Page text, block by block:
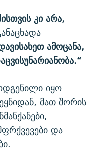
კი არა,
ამოცანა,
იყო
მათ შორის
და